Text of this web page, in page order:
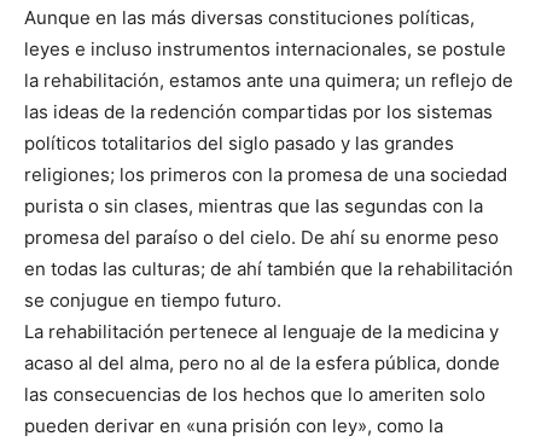
Aunque en las más diversas constituciones políticas,
leyes e incluso instrumentos internacionales, se postule
la rehabilitación, estamos ante una quimera; un reflejo de
las ideas de la redención compartidas por los sistemas
políticos totalitarios del siglo pasado y las grandes
religiones; los primeros con la promesa de una sociedad
purista o sin clases, mientras que las segundas con la
promesa del paraíso o del cielo. De ahí su enorme peso
en todas las culturas; de ahí también que la rehabilitación
se conjugue en tiempo futuro.
La rehabilitación pertenece al lenguaje de la medicina y
acaso al del alma, pero no al de la esfera pública, donde
las consecuencias de los hechos que lo ameriten solo
pueden derivar en «una prisión con ley», como la